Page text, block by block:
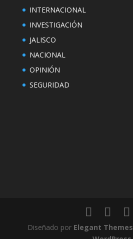
INTERNACIONAL
INVESTIGACIÓN
JALISCO
NACIONAL
OPINIÓN
SEGURIDAD
Diseñado por Elegant Themes